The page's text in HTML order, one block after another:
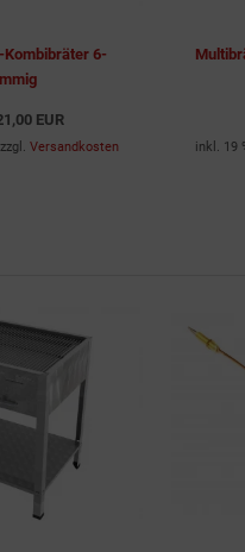
Kombibräter 6-
EUR
Versandkosten inkl. 19